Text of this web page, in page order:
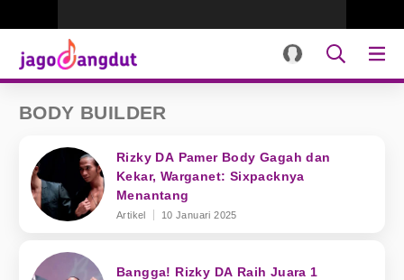
BODY BUILDER
Rizky DA Pamer Body Gagah dan
Kekar, Warganet: Sixpacknya
Menantang
Artikel 10 Januari 2025
Bangga! Rizky DA Raih Juara 1